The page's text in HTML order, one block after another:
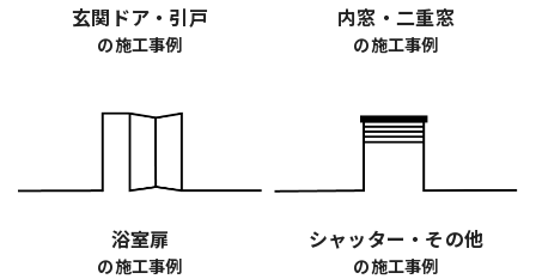
玄関ドア・引戸
の施工事例
内窓・二重窓
の施工事例
浴室扉
の施工事例
シャッター・その他
の施工事例